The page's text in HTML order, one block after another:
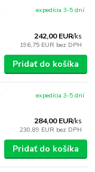
242,00 EUR/ks
196,75 EUR bez DPH
expedícia 3-5 dní
Pridať do košíka
284,00 EUR/ks
230,89 EUR bez DPH
expedícia 3-5 dní
Pridať do košíka